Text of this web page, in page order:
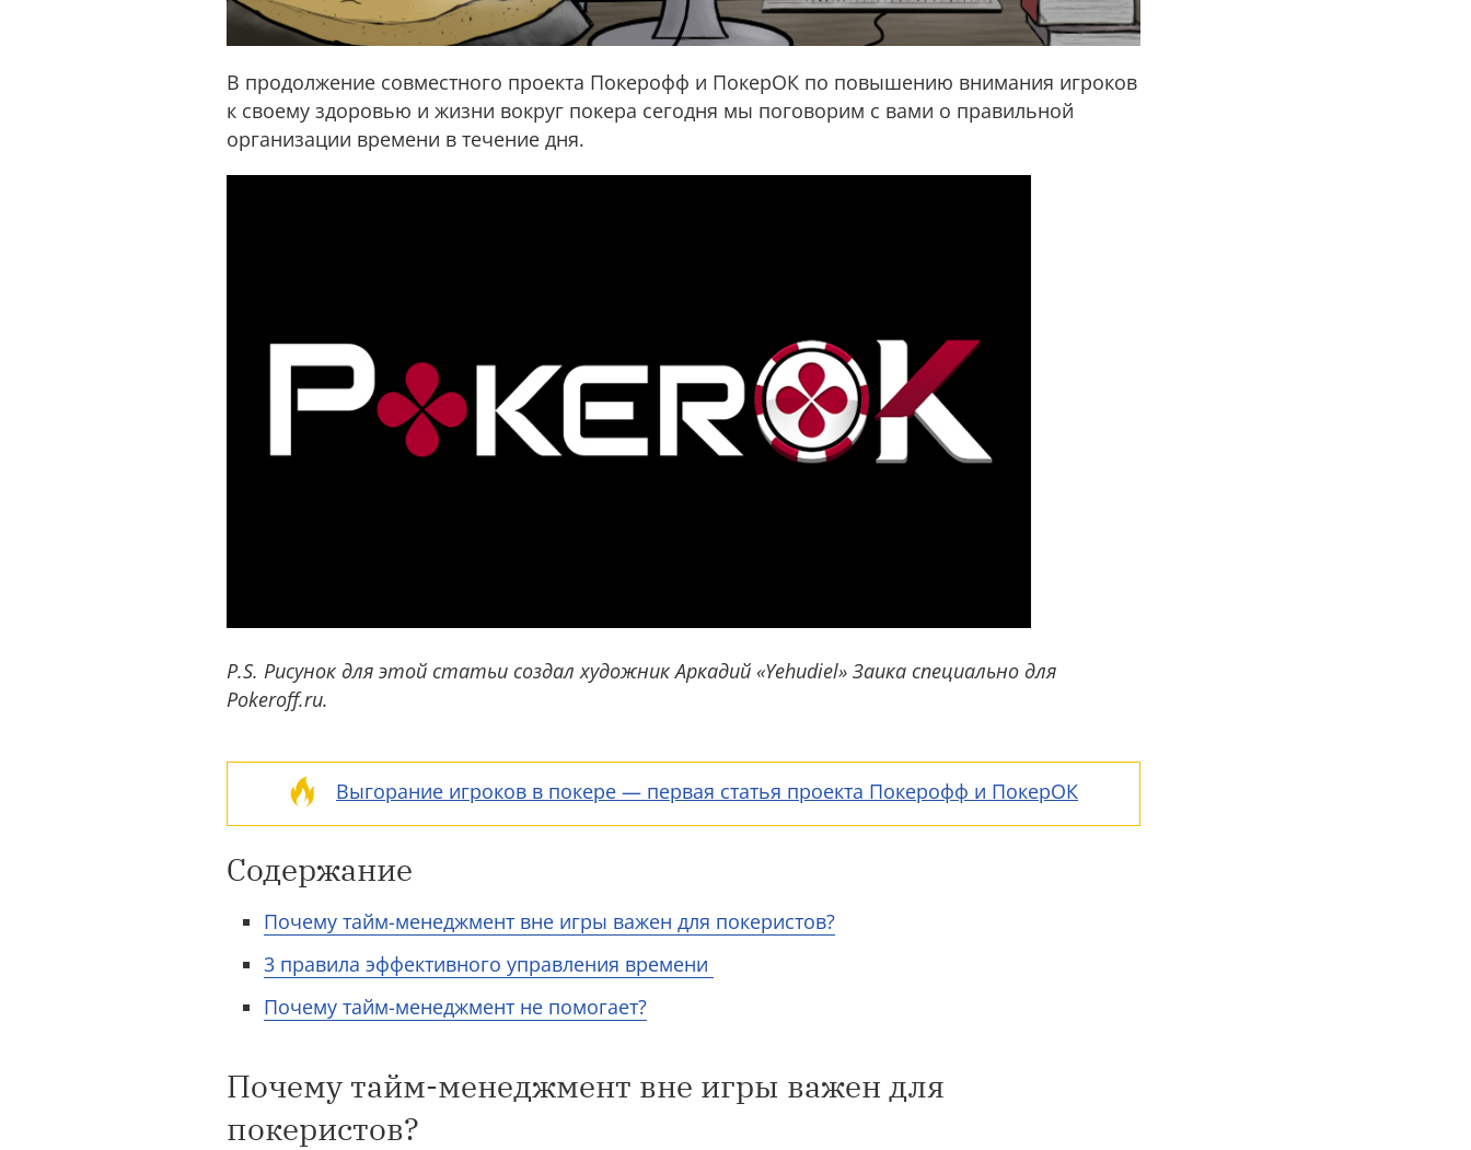
В продолжение совместного проекта Покерофф и ПокерОК по повышению внимания игроков
к своему здоровью и жизни вокруг покера сегодня мы поговорим с вами о правильной
организации времени в течение дня.
P.S. Рисунок для этой статьи создал художник Аркадий «Yehudiel» Заика специально для
Pokeroff.ru.
Выгорание игроков в покере — первая статья проекта Покерофф и ПокерОК
Содержание
Почему тайм-менеджмент вне игры важен для покеристов?
3 правила эффективного управления времени
Почему тайм-менеджмент не помогает?
Почему тайм-менеджмент вне игры важен для
покеристов?